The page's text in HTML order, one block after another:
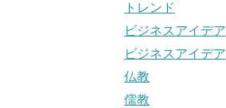
トレンド
ビジネスアイデア
ビジネスアイデア
仏教
儒教